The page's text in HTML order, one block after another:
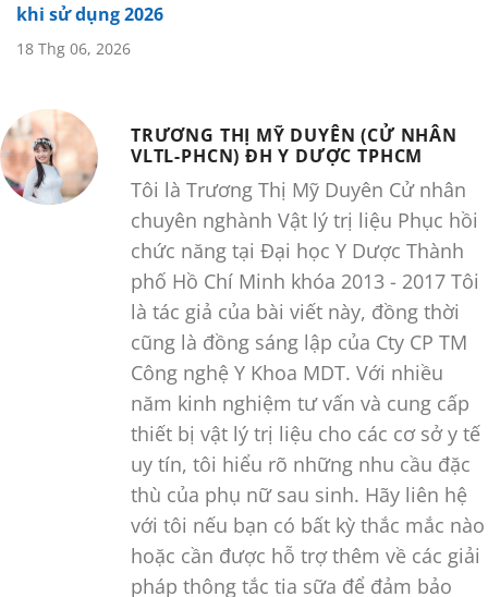
khi sử dụng 2026
18 Thg 06, 2026
TRƯƠNG THỊ MỸ DUYÊN (CỬ NHÂN
VLTL-PHCN) ĐH Y DƯỢC TPHCM
Tôi là Trương Thị Mỹ Duyên Cử nhân
chuyên nghành Vật lý trị liệu Phục hồi
chức năng tại Đại học Y Dược Thành
phố Hồ Chí Minh khóa 2013 - 2017 Tôi
là tác giả của bài viết này, đồng thời
cũng là đồng sáng lập của Cty CP TM
Công nghệ Y Khoa MDT. Với nhiều
năm kinh nghiệm tư vấn và cung cấp
thiết bị vật lý trị liệu cho các cơ sở y tế
uy tín, tôi hiểu rõ những nhu cầu đặc
thù của phụ nữ sau sinh. Hãy liên hệ
với tôi nếu bạn có bất kỳ thắc mắc nào
hoặc cần được hỗ trợ thêm về các giải
pháp thông tắc tia sữa để đảm bảo